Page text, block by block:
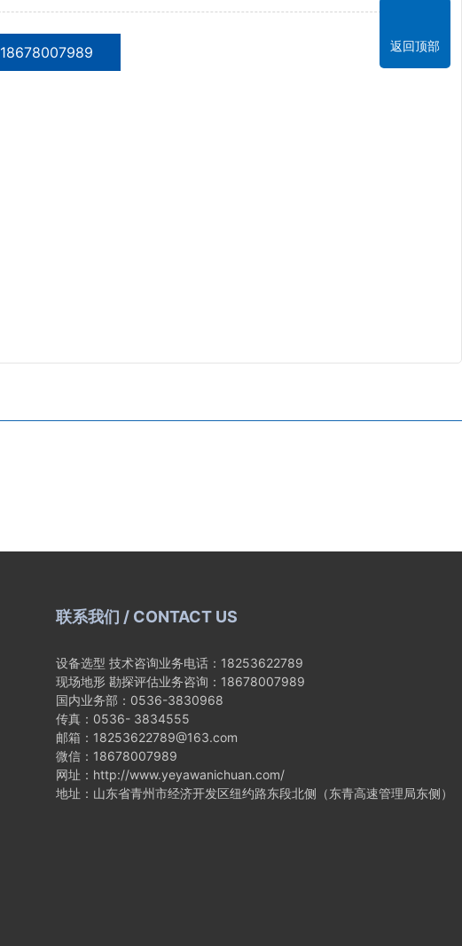
18678007989 返回顶部
联系我们 / CONTACT US
设备选型 技术咨询业务电话：18253622789
现场地形 勘探评估业务咨询：18678007989
国内业务部：0536-3830968
传真：0536- 3834555
邮箱：18253622789@163.com
微信：18678007989
网址：http://www.yeyawanichuan.com/
地址：山东省青州市经济开发区纽约路东段北侧（东青高速管理局东侧）